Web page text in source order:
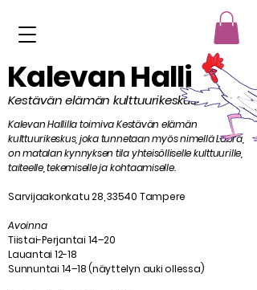
Kestävän elämän kulttuurikeskus
Kalevan Hallilla toimiva Kestävän elämän
kulttuurikeskus, joka tunnetaan myös nimellä Labra,
on matalan kynnyksen tila yhteisölliselle kulttuurille,
taiteelle, tekemiselle ja kohtaamiselle.
Sarvijaakonkatu 28, 33540 Tampere
Avoinna
Tiistai-Perjantai 14–20
Lauantai 12-18
Sunnuntai 14–18 (näyttelyn auki ollessa)
Kalevan Halli